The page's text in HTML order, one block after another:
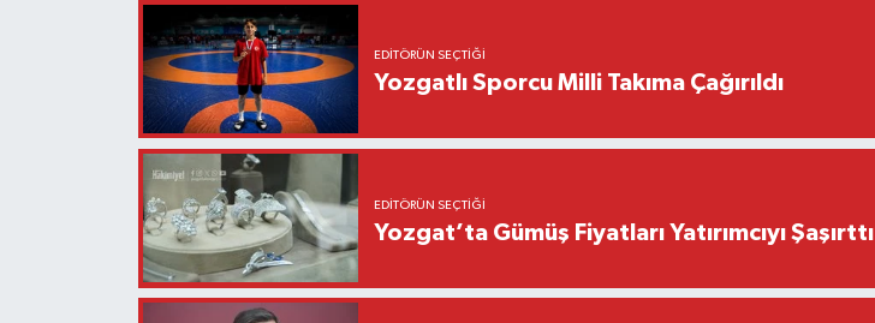
EDITÖRÜN SEÇTIĞI
Yozgatlı Sporcu Milli Takıma Çağırıldı
EDITÖRÜN SEÇTIĞI
Yozgat’ta Gümüş Fiyatları Yatırımcıyı Şaşırttı